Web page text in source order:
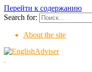
Перейти к содержанию
Search for:
About the site
.